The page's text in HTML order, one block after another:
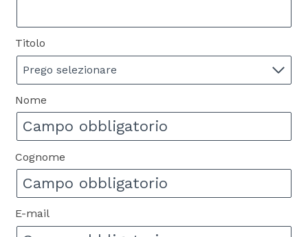
Titolo
Prego selezionare
Nome
Cognome
E-mail